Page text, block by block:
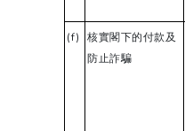
(f)
核實閣下的付款及
防止詐騙